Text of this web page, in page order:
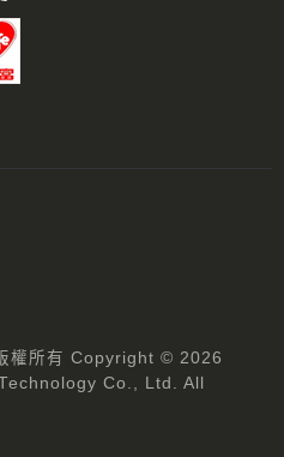
權所有 Copyright © 2026
Co., Ltd. All